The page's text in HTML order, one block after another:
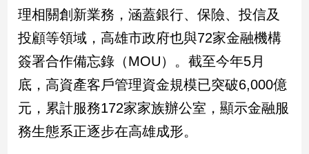
追
星
生
活
建
理相關創新業務，涵蓋銀行、保險、投信及
投顧等領域，高雄市政府也與72家金融機構
簽署合作備忘錄（MOU）。截至今年5月
底，高資產客戶管理資金規模已突破6,000億
元，累計服務172家家族辦公室，顯示金融服
務生態系正逐步在高雄成形。